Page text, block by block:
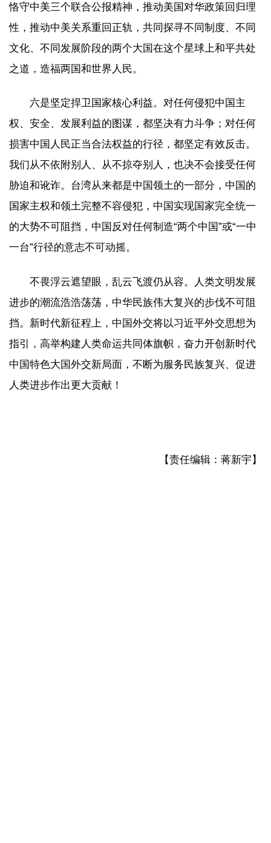
恪守中美三个联合公报精神，推动美国对华政策回归理
性，推动中美关系重回正轨，共同探寻不同制度、不同
文化、不同发展阶段的两个大国在这个星球上和平共处
之道，造福两国和世界人民。
六是坚定捍卫国家核心利益。对任何侵犯中国主
权、安全、发展利益的图谋，都坚决有力斗争；对任何
损害中国人民正当合法权益的行径，都坚定有效反击。
我们从不依附别人、从不掠夺别人，也决不会接受任何
胁迫和讹诈。台湾从来都是中国领土的一部分，中国的
国家主权和领土完整不容侵犯，中国实现国家完全统一
的大势不可阻挡，中国反对任何制造“两个中国”或“一中
一台”行径的意志不可动摇。
不畏浮云遮望眼，乱云飞渡仍从容。人类文明发展
进步的潮流浩浩荡荡，中华民族伟大复兴的步伐不可阻
挡。新时代新征程上，中国外交将以习近平外交思想为
指引，高举构建人类命运共同体旗帜，奋力开创新时代
中国特色大国外交新局面，不断为服务民族复兴、促进
人类进步作出更大贡献！
【责任编辑：蒋新宇】